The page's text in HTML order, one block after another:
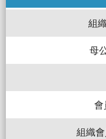
組
母
會
組織